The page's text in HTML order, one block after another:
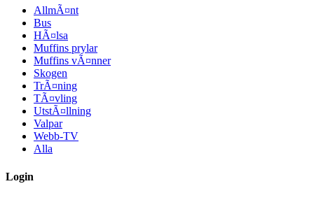
AllmÃ¤nt
Bus
HÃ¤lsa
Muffins prylar
Muffins vÃ¤nner
Skogen
TrÃ¤ning
TÃ¤vling
UtstÃ¤llning
Valpar
Webb-TV
Alla
Login